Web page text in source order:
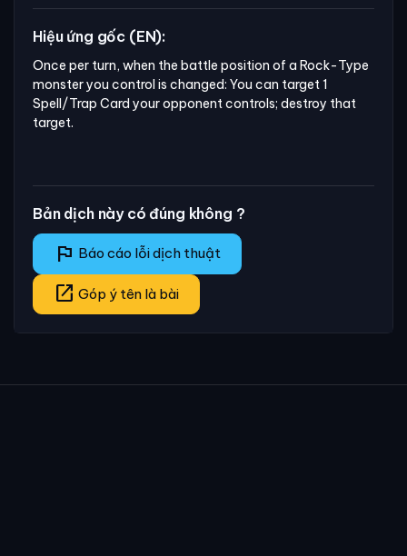
Hiệu ứng gốc (EN):
Once per turn, when the battle position of a Rock-Type
monster you control is changed: You can target 1
Spell/Trap Card your opponent controls; destroy that
target.
Bản dịch này có đúng không ?
flag Báo cáo lỗi dịch thuật
open_in_new Góp ý tên là bài